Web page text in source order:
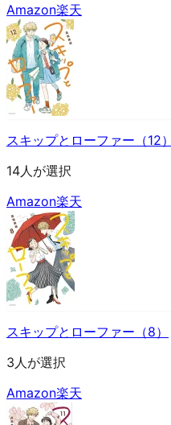
Amazon楽天
スキップとローファー（12）
14人が選択
Amazon楽天
スキップとローファー（8）
3人が選択
Amazon楽天